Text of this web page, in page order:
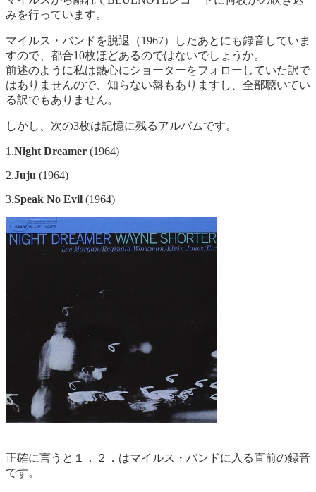
みを行っています。
マイルス・バンドを脱退（1967）したあとにも録音していま
すので、都合10枚ほどあるのではないでしょうか。
前述のように私は熱心にショーターをフォローしていた訳で
はありませんので、知らない盤もありますし、全部聴いてい
る訳でもありません。
しかし、次の3枚は記憶に残るアルバムです。
1.Night Dreamer (1964)
2.Juju (1964)
3.Speak No Evil (1964)
正確に言うと１．２．はマイルス・バンドに入る直前の録音
です。